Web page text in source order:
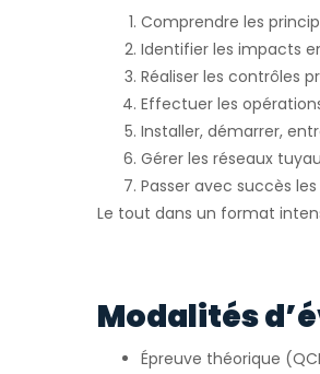
Comprendre les
Identifier les impacts
Réaliser les contrôles
Effectuer les
Installer, démarrer,
Gérer les réseaux
Passer avec succès
Le tout dans un format
Modalités
Épreuve théorique